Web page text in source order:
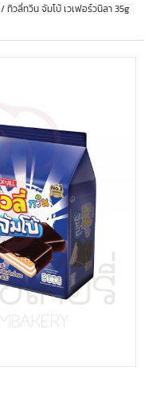
/ ทิวลี่ทวิน จัมโบ้ เวเฟอร์วนิลา 35g